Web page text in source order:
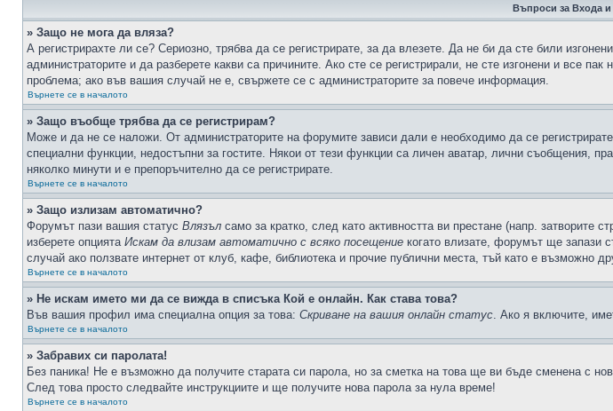
Въпроси за Входа и
» Защо не мога да вляза?
А регистрирахте ли се? Сериозно, трябва да се регистрирате, за да влезете. Да не би да сте били
администраторите и да разберете какви са причините. Ако сте се регистрирали, не сте изгонени и все
проблема; ако във вашия случай не е, свържете се с администраторите за повече информация.
Върнете се в началото
» Защо въобще трябва да се регистрирам?
Може и да не се наложи. От администраторите на форумите зависи дали е необходимо да се
специални функции, недостъпни за гостите. Някои от тези функции са личен аватар, лични съобщения,
няколко минути и е препоръчително да се регистрирате.
Върнете се в началото
» Защо излизам автоматично?
Форумът пази вашия статус Влязъл само за кратко, след като активността ви престане (напр.
изберете опцията Искам да влизам автоматично с всяко посещение когато влизате, форумът ще запази
случай ако ползвате интернет от клуб, кафе, библиотека и прочие публични места, тъй като е възможно
Върнете се в началото
» Не искам името ми да се вижда в списъка Кой е онлайн. Как става това?
Във вашия профил има специална опция за това: Скриване на вашия онлайн статус. Ако я включите,
Върнете се в началото
» Забравих си паролата!
Без паника! Не е възможно да получите старата си парола, но за сметка на това ще ви бъде сменена с
След това просто следвайте инструкциите и ще получите нова парола за нула време!
Върнете се в началото